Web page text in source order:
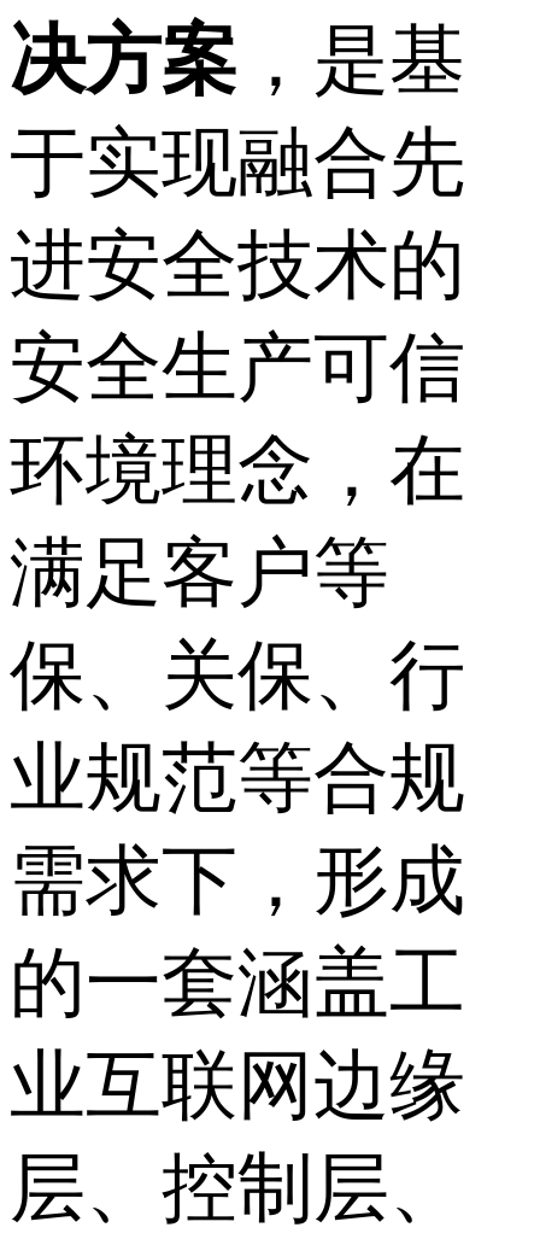
决方案 ，是基
于实现融合先
进安全技术的
安全生产可信
环境理念，在
满足客户等
保、关保、行
业规范等合规
需求下，形成
的一套涵盖工
业互联网边缘
层、控制层、